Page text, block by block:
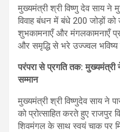
मुख्यमंत्री श्री विष्णु देव साय ने
विवाह बंधन में बंधे 200 जोड़ों को
शुभकामनाएँ और मंगलकामनाएँ
और समृद्धि से भरे उज्ज्वल भविष्य
परंपरा से प्रगति तक: मुख्यमंत्री
सम्मान
मुख्यमंत्री श्री विष्णुदेव साय ने
को प्रोत्साहित करते हुए राजपुर
शिवमंगल के साथ स्वयं चाक पर